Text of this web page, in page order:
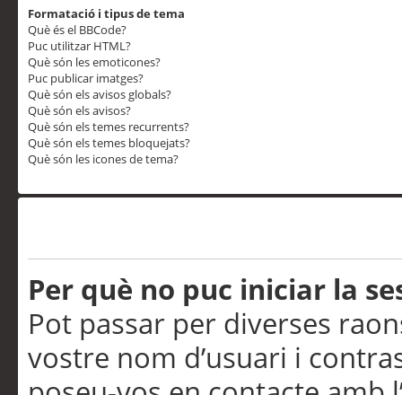
Formatació i tipus de tema
Què és el BBCode?
Puc utilitzar HTML?
Què són les emoticones?
Puc publicar imatges?
Què són els avisos globals?
Què són els avisos?
Què són els temes recurrents?
Què són els temes bloquejats?
Què són les icones de tema?
Per què no puc iniciar la
Pot passar per diverses
vostre nom d’usuari i